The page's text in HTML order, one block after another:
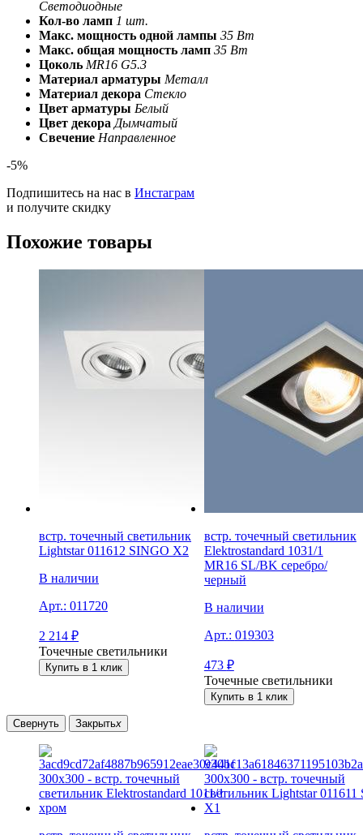
Светодиодные
Кол-во ламп 1 шт.
Макс. мощность одной лампы 35 Вт
Макс. общая мощность ламп 35 Вт
Цоколь MR16 G5.3
Материал арматуры Металл
Материал декора Стекло
Цвет арматуры Белый
Цвет декора Дымчатый
Свечение Направленное
-5%
Подпишитесь на нас в Инстаграм
и получите скидку
Похожие товары
встр. точечный светильник
Lightstar 011612 SINGO X2
В наличии
Арт.: 011720
2 214 ₽
Точечные светильники
Купить в 1 клик
встр. точечный светильник
Elektrostandard 1031/1
MR16 SL/BK серебро/
черный
В наличии
Арт.: 019303
473 ₽
Точечные светильники
Купить в 1 клик
Свернуть Закрытьx